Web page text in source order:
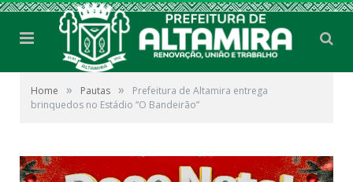
Home » Pautas »
Prefeitura de Altamira entrega
brinquedos no Estádio “O Bandeirão”